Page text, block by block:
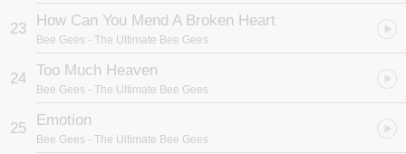
23 How Can You Mend A Broken Heart
Bee Gees - The Ultimate Bee Gees
24 Too Much Heaven
Bee Gees - The Ultimate Bee Gees
25 Emotion
Bee Gees - The Ultimate Bee Gees